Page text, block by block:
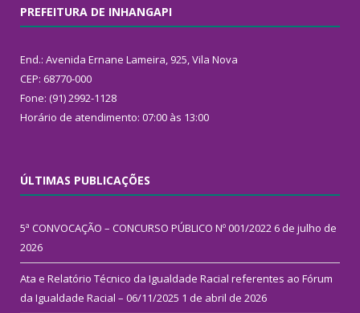
PREFEITURA DE INHANGAPI
End.: Avenida Ernane Lameira, 925, Vila Nova
CEP: 68770-000
Fone: (91) 2992-1128
Horário de atendimento: 07:00 às 13:00
ÚLTIMAS PUBLICAÇÕES
5ª CONVOCAÇÃO – CONCURSO PÚBLICO Nº 001/2022 6 de julho de
2026
Ata e Relatório Técnico da Igualdade Racial referentes ao Fórum
da Igualdade Racial – 06/11/2025 1 de abril de 2026